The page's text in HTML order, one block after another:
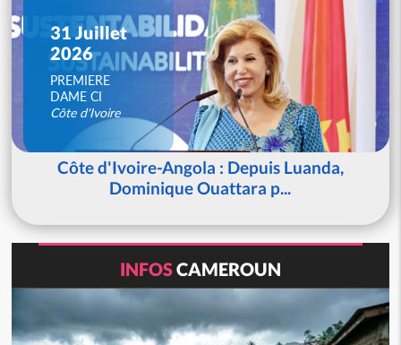
31 Juillet
2026
PREMIERE
DAME CI
Côte d'Ivoire
Côte d'Ivoire-Angola : Depuis Luanda,
Dominique Ouattara p...
INFOSCAMEROUN